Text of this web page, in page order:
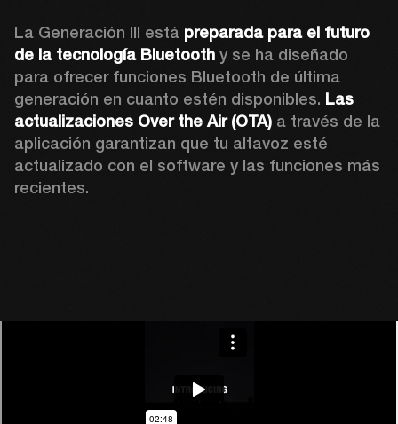
La Generación III está preparada para el futuro
de la tecnología Bluetooth y se ha diseñado
para ofrecer funciones Bluetooth de última
generación en cuanto estén disponibles. Las
actualizaciones Over the Air (OTA) a través de la
aplicación garantizan que tu altavoz esté
actualizado con el software y las funciones más
recientes.